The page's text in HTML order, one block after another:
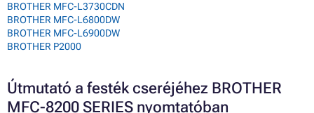
BROTHER MFC-L3730CDN
BROTHER MFC-L6800DW
BROTHER MFC-L6900DW
BROTHER P2000
Útmutató a festék cseréjéhez BROTHER
MFC-8200 SERIES nyomtatóban